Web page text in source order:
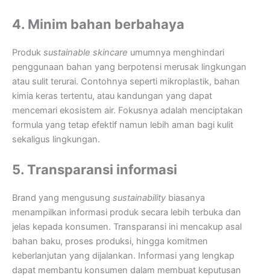
4. Minim bahan berbahaya
Produk sustainable skincare umumnya menghindari
penggunaan bahan yang berpotensi merusak lingkungan
atau sulit terurai. Contohnya seperti mikroplastik, bahan
kimia keras tertentu, atau kandungan yang dapat
mencemari ekosistem air. Fokusnya adalah menciptakan
formula yang tetap efektif namun lebih aman bagi kulit
sekaligus lingkungan.
5. Transparansi informasi
Brand yang mengusung sustainability biasanya
menampilkan informasi produk secara lebih terbuka dan
jelas kepada konsumen. Transparansi ini mencakup asal
bahan baku, proses produksi, hingga komitmen
keberlanjutan yang dijalankan. Informasi yang lengkap
dapat membantu konsumen dalam membuat keputusan